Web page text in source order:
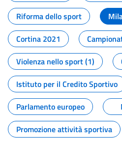
Riforma dello sport
Cortina 2021
Violenza nello sport (1)
Istituto per il Credito Sportivo
Parlamento europeo
Promozione attività sportiva